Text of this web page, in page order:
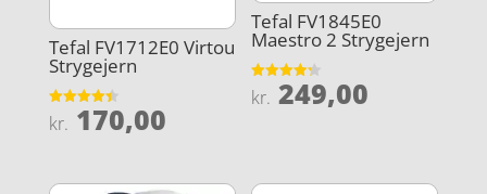
Tefal FV1712E0 Virtou
Strygejern
Vurderet
4.4
kr. 170,00
Tefal FV1845E0
Maestro 2 Strygejern
Vurderet
4.2
kr. 249,00